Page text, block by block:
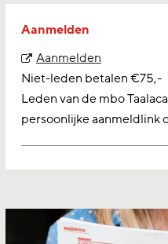
Aanmelden
Aanmelden
Niet-leden betalen €75,-
Leden van de mbo
persoonlijke aanmeldlink